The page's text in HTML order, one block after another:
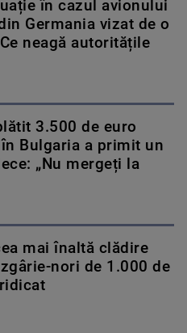
în cazul avionului
Germania vizat de o
neagă autoritățile
3.500 de euro
Bulgaria a primit un
„Nu mergeți la
mai înaltă clădire
nori de 1.000 de